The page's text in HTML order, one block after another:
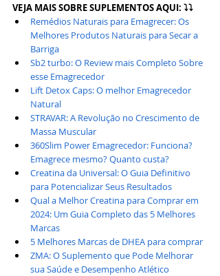
VEJA MAIS SOBRE SUPLEMENTOS AQUI: ⤵⤵
Remédios Naturais para Emagrecer: Os
Melhores Produtos Naturais para Secar a
Barriga
Sb2 turbo: O Review mais Completo Sobre
esse Emagrecedor
Lift Detox Caps: O melhor Emagrecedor
Natural
STRAVAR: A Revolução no Crescimento de
Massa Muscular
360Slim Power Emagrecedor: Funciona?
Emagrece mesmo? Quanto custa?
Creatina da Universal: O Guia Definitivo
para Potencializar Seus Resultados
Qual a Melhor Creatina para Comprar em
2024: Um Guia Completo das 5 Melhores
Marcas
5 Melhores Marcas de DHEA para comprar
ZMA: O Suplemento que Pode Melhorar
sua Saúde e Desempenho Atlético